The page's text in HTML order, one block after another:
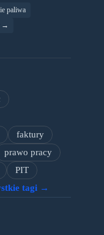
paliwa
→
faktury
prawo pracy
PIT
tagi →